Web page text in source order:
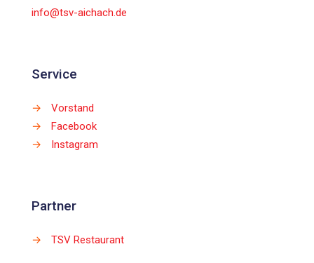
info@tsv-aichach.de
Service
→
Vorstand
→
Facebook
→
Instagram
Partner
→ TSV Restaurant